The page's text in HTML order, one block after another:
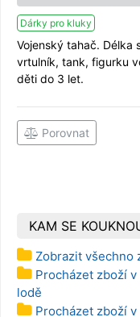
Dárky pro kluky
Vojenský tahač. Délka
vrtulník, tank, figurku
děti do 3 let.
Porovnat
KAM SE
Zobrazit všechno
Procházet zboží
lodě
Procházet zboží